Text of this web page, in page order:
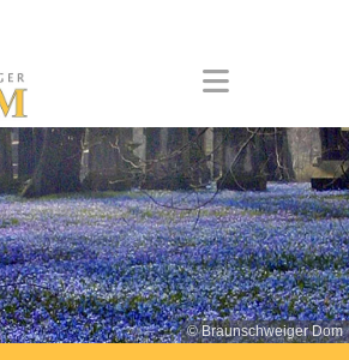
© Braunschweiger Dom